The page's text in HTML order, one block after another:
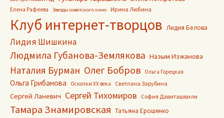
Елена Рафеева Звезды советского кино Ирина Любина
Клуб интернет-творцов Лидия Белова
Лидия Шишкина
Людмила Губанова-Землякова Назым Изжанова
Наталия Бурман Олег Бобров Ольга Горецкая
Ольга Грибанова Осколки ХХ века Светлана Зарубина
Сергей Ланевич Сергей Тихомиров София Давиташвили
Тамара Знамировская Татьяна Ерошенко